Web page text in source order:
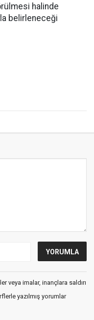
halinde
belirleneceği
veya imalar, inançlara saldırı
yazılmış yorumlar